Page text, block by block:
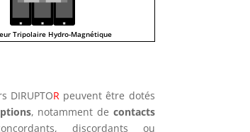
Tripolaire Hydro-Magnétique
DIRUPTOR peuvent être dotés
, notamment de contacts
, discordants ou